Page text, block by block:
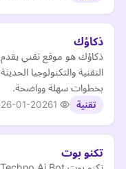
ذكاؤك
ذكاؤك هو موقع تقني
التقنية والتكنولوجيا
بخطوات سهلة وواضحة.
تقنية 01-20
تكنو بوت